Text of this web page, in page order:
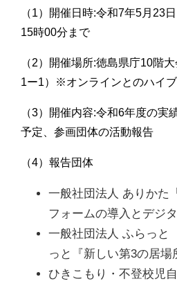
（1）開催日時:令和7年5月23
15時00分まで
（2）開催場所:徳島県庁10階
1ー1）※オンラインとのハイ
（3）開催内容:令和6年度の実
予定、参画団体の活動報告
（4）報告団体
一般社団法人 ありかた
フォームの導入とデジ
一般社団法人 ふらっと
っと『新しい第3の居場
ひきこもり・不登校児